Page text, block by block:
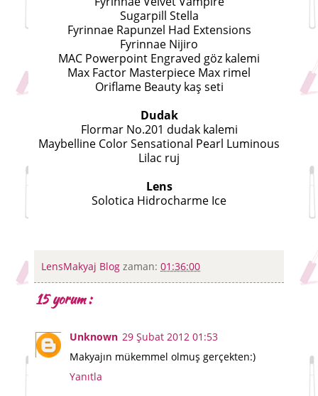
Sugarpill Stella
Fyrinnae Rapunzel Had Extensions
Fyrinnae Nijiro
MAC Powerpoint Engraved göz kalemi
Max Factor Masterpiece Max rimel
Oriflame Beauty kaş seti
Dudak
Flormar No.201 dudak kalemi
Maybelline Color Sensational Pearl Luminous
Lilac ruj
Lens
Solotica Hidrocharme Ice
LensMakyaj Blog zaman: 01:36:00
15 yorum :
Unknown 29 Şubat 2012 01:53
Makyajın mükemmel olmuş gerçekten:)
Yanıtla